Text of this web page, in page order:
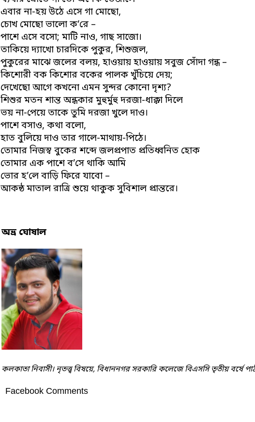
এবার না-হয় উঠে এসে গা মোছো,
চোখ মোছো ভালো ক’রে –
পাশে এসে বসো; মাটি নাও, গাছ সাজো।
তাকিয়ে দ‌্যাখো চারদিকে পুকুর, শিশুজল,
পুকুরের মাঝে জলের বলয়, হাওয়ায় হাওয়ায় সবুজ সোঁদা গন্ধ –
কিশোরী বক কিশোর বকের পালক খুঁচিয়ে দেয়;
দেখেছো আগে কখনো এমন সুন্দর কোনো দৃশ‌্য?
শিশুর মতন শান্ত অন্ধকার মুহুর্মুহু দরজা-ধাক্কা দিলে
ভয় না-পেয়ে তাকে তুমি দরজা খুলে দাও।
পাশে বসাও, কথা বলো,
হাত বুলিয়ে দাও তার গালে-মাথায়-পিঠে।
তোমার নিজস্ব বুকের শব্দে জলপ্রপাত প্রতিধ্বনিত হোক
তোমার এক পাশে ব’সে থাকি আমি
ভোর হ’লে বাড়ি ফিরে যাবো –
আকন্ঠ মাতাল রাত্রি শুয়ে থাকুক সুবিশাল প্রান্তরে।
অভ্র ঘোষাল
কলকাতা নিবাসী। নৃতত্ত্ব বিষয়ে, বিধাননগর সরকারি কলেজে বিএসসি তৃতীয় বর্ষে
Facebook Comments